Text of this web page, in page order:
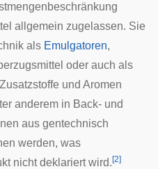
allgemein zugelassen. Sie
als Emulgatoren,
oder auch als
und Aromen
anderem in Back- und
aus gentechnisch
werden, was
nicht deklariert wird. [2]